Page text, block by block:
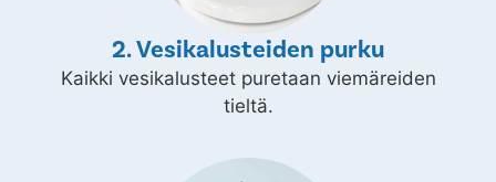
2. Vesikalusteiden purku
Kaikki vesikalusteet puretaan viemäreiden
tieltä.